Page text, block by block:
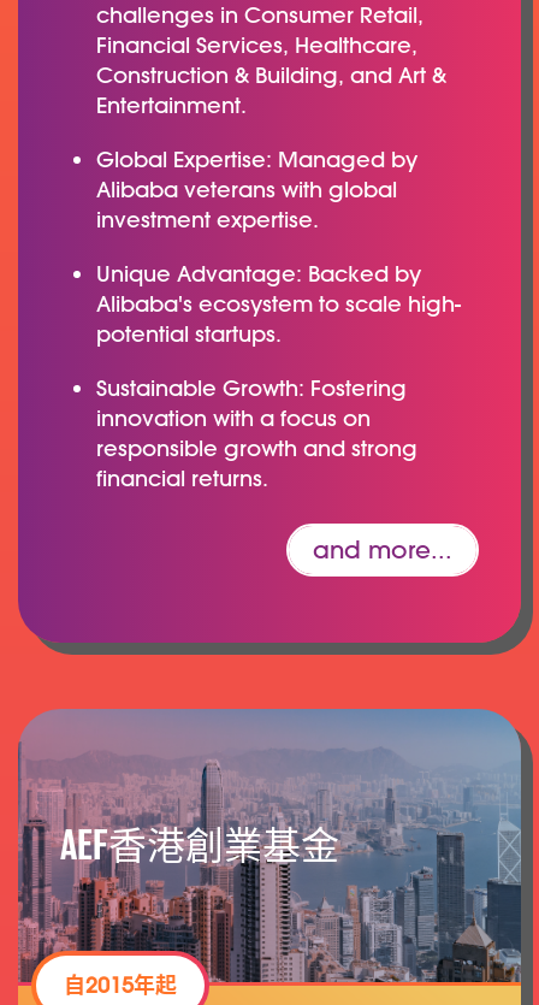
challenges in Consumer Retail,
Financial Services, Healthcare,
Construction & Building, and Art &
Entertainment.
Global Expertise: Managed by
Alibaba veterans with global
investment expertise.
Unique Advantage: Backed by
Alibaba's ecosystem to scale high-
potential startups.
Sustainable Growth: Fostering
innovation with a focus on
responsible growth and strong
financial returns.
and more...
AEF香港創業基金
自2015年起